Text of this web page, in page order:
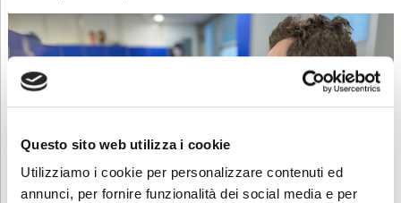
Questo sito web utilizza i cookie
Utilizziamo i cookie per personalizzare contenuti ed
annunci, per fornire funzionalità dei social media e per